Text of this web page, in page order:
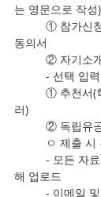
는 영문으로 작성)
동의서
② 자기소
- 선택 입
러)
② 독립유
ㅇ 제출
해 업로드